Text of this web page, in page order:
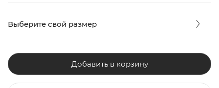
Выберите свой размер
Добавить в корзину